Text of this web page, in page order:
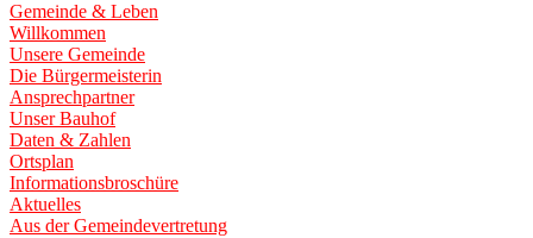
Gemeinde & Leben
Willkommen
Unsere Gemeinde
Die Bürgermeisterin
Ansprechpartner
Unser Bauhof
Daten & Zahlen
Ortsplan
Informationsbroschüre
Aktuelles
Aus der Gemeindevertretung